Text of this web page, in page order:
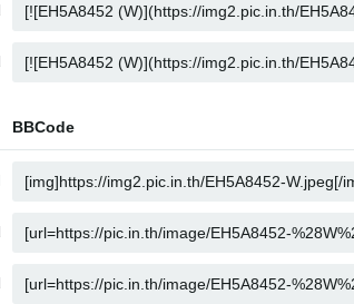
BBCode